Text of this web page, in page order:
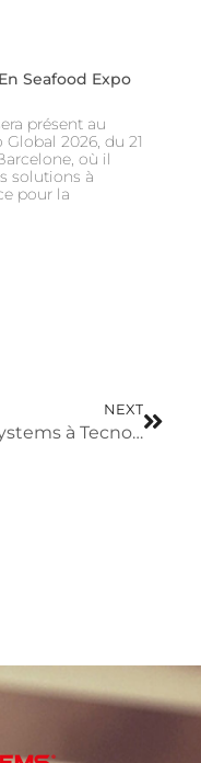
Seafood Expo
présent au
Global 2026, du 21
où il
solutions à
pour la
NEXT
RF Systems à Tecno Fidta 2026